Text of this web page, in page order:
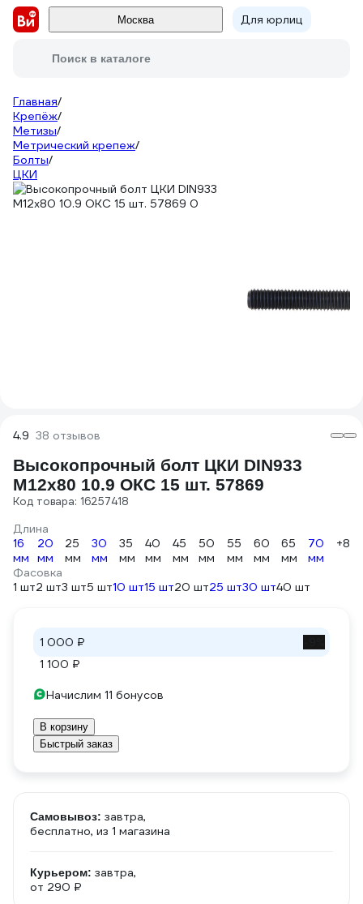
Москва Для юрлиц
Поиск в каталоге
Главная/
Крепёж/
Метизы/
Метрический крепеж/
Болты/
ЦКИ
4.9 38 отзывов
Высокопрочный болт ЦКИ DIN933
М12х80 10.9 ОКС 15 шт. 57869
Код товара: 16257418
Длина
16
мм
20
мм
25
мм
30
мм
35
мм
40
мм
45
мм
50
мм
55
мм
60
мм
65
мм
70
мм
+8
Фасовка
1 шт2 шт3 шт5 шт10 шт15 шт20 шт25 шт30 шт40 шт
1 000 ₽
1 100 ₽
Начислим 11 бонусов
В корзину
Быстрый заказ
Самовывоз: завтра,
бесплатно, из 1 магазина
Курьером: завтра,
от 290 ₽